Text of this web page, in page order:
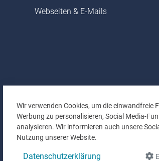
Wir verwenden Cookies, um die einwandfreie
Werbung zu personalisieren, Social Media-
analysieren. Wir informieren auch unsere
Nutzung unserer Website.
Datenschutzerklärung
Webseiten & E-Mails